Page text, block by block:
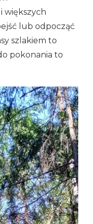
większych
lub odpocząć
szlakiem to
pokonania to